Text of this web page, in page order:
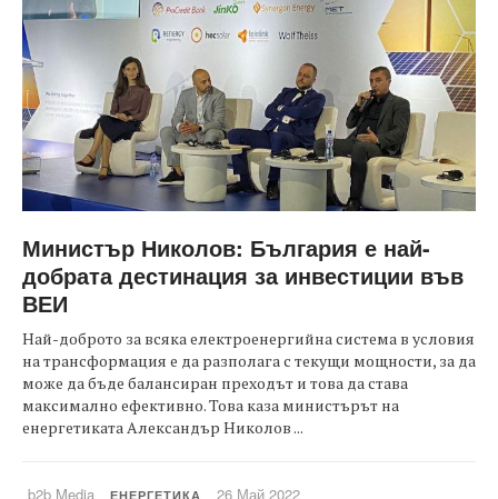
Министър Николов: България е най-
добрата дестинация за инвестиции във
ВЕИ
Най-доброто за всяка електроенергийна система в условия
на трансформация е да разполага с текущи мощности, за да
може да бъде балансиран преходът и това да става
максимално ефективно. Това каза министърът на
енергетиката Александър Николов ...
b2b Media ЕНЕРГЕТИКА 26 Май 2022